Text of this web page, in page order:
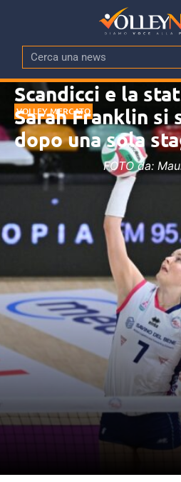
VOLLEY MERCATO
Scandicci e la
Sarah Franklin si
dopo una sola
FOTO da: